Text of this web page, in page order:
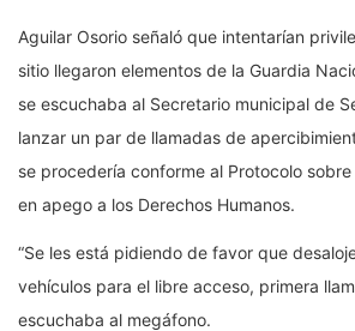
Aguilar Osorio señaló que intentarían
sitio llegaron elementos de la Guardia
se escuchaba al Secretario municipal de
lanzar un par de llamadas de
se procedería conforme al Protocolo
en apego a los Derechos Humanos.
“Se les está pidiendo de favor que
vehículos para el libre acceso, primera
escuchaba al megáfono.